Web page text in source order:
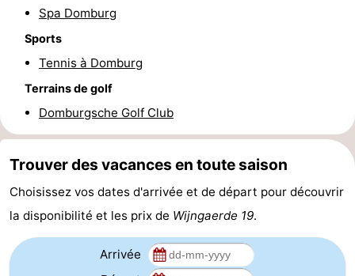
Stationnement
Adresses
Médicales
Zeeland
Duiveland
-
Renesse
-
Spa Domburg
Sports
Tennis à Domburg
Terrains de golf
Domburgsche Golf Club
Trouver des vacances en toute saison
Choisissez vos dates d'arrivée et de départ pour découvrir
la disponibilité et les prix de Wijngaerde 19.
Arrivée